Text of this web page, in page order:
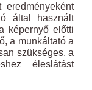
eredményeként
által használt
képernyő előtti
a munkáltató a
szükséges, a
éleslátást